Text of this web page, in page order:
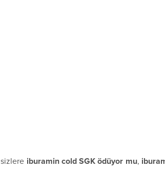
iburamin cold SGK ödüyor mu,